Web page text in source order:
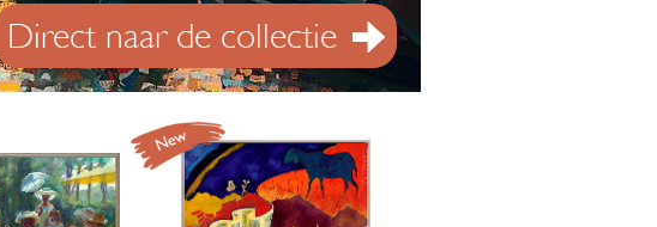
Direct naar de collectie